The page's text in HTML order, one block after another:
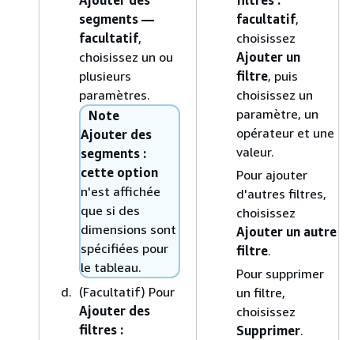
segments —
facultatif,
choisissez un ou
plusieurs
paramètres.
Note
Ajouter des
segments :
cette option
n'est affichée
que si des
dimensions sont
spécifiées pour
le tableau.
(Facultatif) Pour
Ajouter des
filtres :
facultatif,
choisissez
Ajouter un
filtre, puis
choisissez un
paramètre, un
opérateur et une
valeur.
Pour ajouter
d'autres filtres,
choisissez
Ajouter un autre
filtre.
Pour supprimer
un filtre,
choisissez
Supprimer.